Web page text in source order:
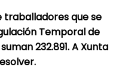
que se
Temporal de
232.891. A Xunta